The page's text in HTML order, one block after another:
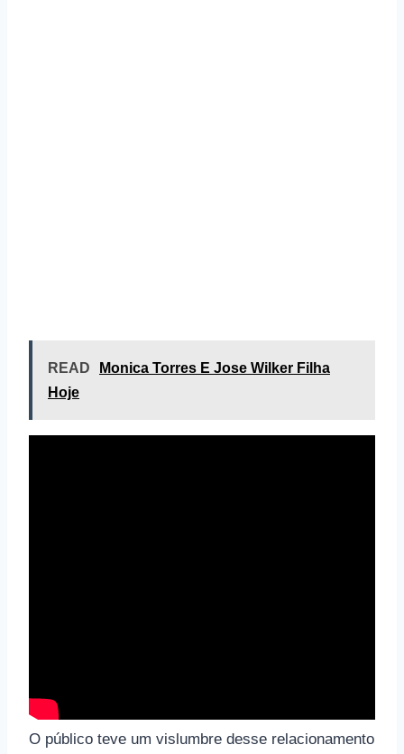
READ
Monica Torres E Jose Wilker Filha
Hoje
O público teve um vislumbre desse relacionamento